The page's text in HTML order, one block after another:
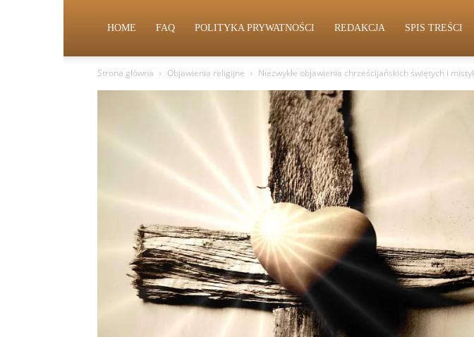
HOME FAQ POLITYKA PRYWATNOŚCI REDAKCJA SPIS TREŚCI
Strona główna Objawienia religijne Niezwykłe objawienia chrześcijańskich świętych i